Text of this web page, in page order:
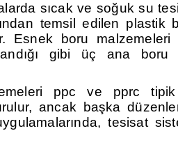
sıcak ve soğuk su
temsil edilen plastik
Esnek boru
gibi üç ana boru
ppc ve pprc
ancak başka
tesisat